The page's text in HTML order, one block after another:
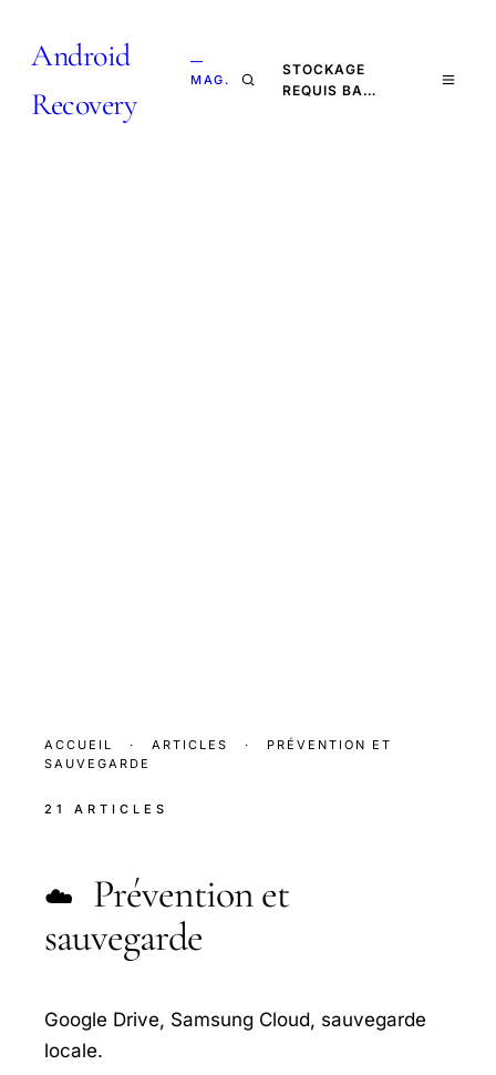
Android
Recovery
—
MAG.
STOCKAGE
REQUIS BA…
ACCUEIL · ARTICLES ·
PRÉVENTION ET
SAUVEGARDE
21 ARTICLES
☁️
Prévention et
sauvegarde
Google Drive, Samsung Cloud, sauvegarde
locale.